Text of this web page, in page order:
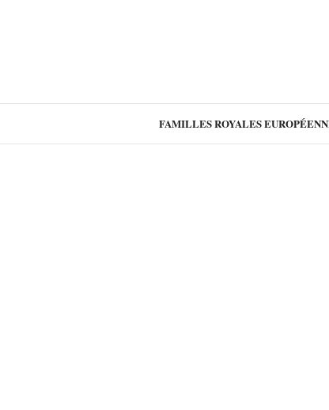
FAMILLES ROYALES